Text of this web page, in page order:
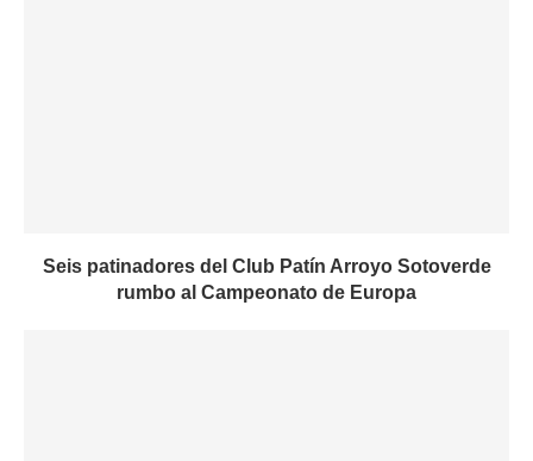
Seis patinadores del Club Patín Arroyo Sotoverde
rumbo al Campeonato de Europa